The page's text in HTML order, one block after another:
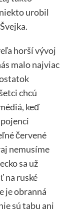
urobil
horší vývoj
malo najviac
chcú
keď
červené
nemusíme
sa už
na ruské
je obranná
sú tabu ani